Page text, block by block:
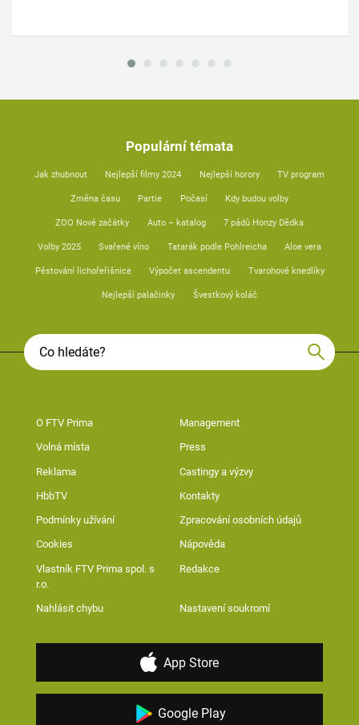
Populární témata
Jak zhubnout Nejlepší filmy 2024 Nejlepší horory TV program
Změna času Partie Počasí Kdy budou volby
ZOO Nové začátky Auto – katalog 7 pádů Honzy Dědka
Volby 2025 Svařené víno Tatarák podle Pohlreicha Aloe vera
Pěstování lichořeřišnice Výpočet ascendentu Tvarohové knedlíky
Nejlepší palačinky Švestkový koláč
O FTV Prima Management
Volná místa Press
Reklama Castingy a výzvy
HbbTV Kontakty
Podmínky užívání Zpracování osobních údajů
Cookies Nápověda
Vlastník FTV Prima spol. s
r.o.
Redakce
Nahlásit chybu Nastavení soukromí
App Store
Google Play